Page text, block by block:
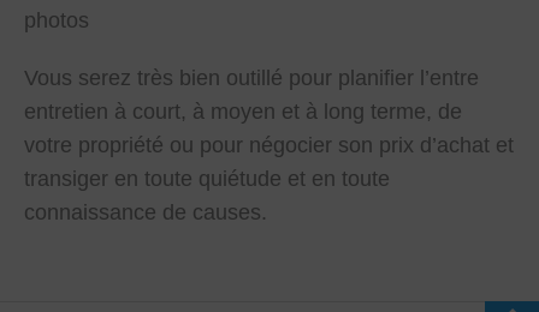
photos
Vous serez très bien outillé pour planifier l’entre
entretien à court, à moyen et à long terme, de
votre propriété ou pour négocier son prix d’achat et
transiger en toute quiétude et en toute
connaissance de causes.